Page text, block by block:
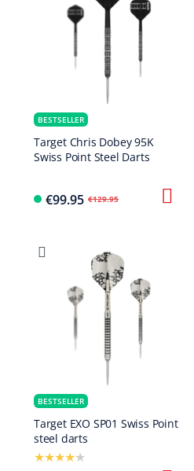
BESTSELLER
Target Chris Dobey 95K
Swiss Point Steel Darts
€99.95 €129.95
BESTSELLER
Target EXO SP01 Swiss Point
steel darts